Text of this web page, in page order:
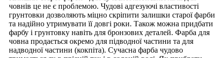
човнів це не є проблемою. Чудові адгезуючі властивості
грунтовки дозволяють міцно скріпити залишки старої фарби
та надійно утримувати її довгі роки. Також можна придбати
фарбу і грунтовку навіть для бронзових деталей. Фарба для
човна продається окремо для підводної частини та для
надводної частини (кокпіта). Сучасна фарба чудово